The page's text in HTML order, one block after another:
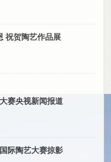
祝贺陶艺作品展
赛央视新闻报道
际陶艺大赛掠影